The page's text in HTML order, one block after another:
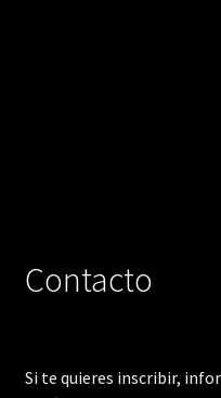
Contacto
Si te quieres inscribir,